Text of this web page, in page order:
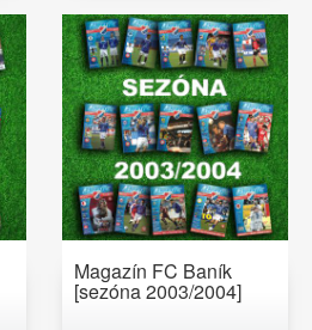
Magazín FC Baník
[sezóna 2003/2004]